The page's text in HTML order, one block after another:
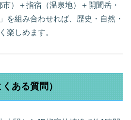
）＋指宿（温泉地）＋開聞岳・
を組み合わせれば、歴史・自然・
楽しめます。
ある質問）